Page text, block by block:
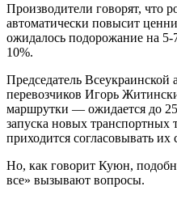
Производители говорят, что
автоматически повысит
ожидалось подорожание на 5-
10%.
Председатель Всеукраинской
перевозчиков Игорь
маршрутки — ожидается до
запуска новых транспортных
приходится согласовывать
Но, как говорит Куюн,
все» вызывают вопросы.